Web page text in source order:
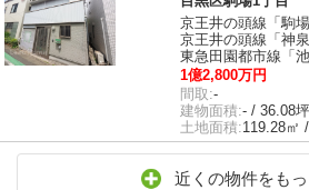
京王井の頭線「駒
京王井の頭線「神
東急田園都市線「
1億2,800万円
間取:-
建物面積:- / 36.08坪
土地面積:119.28㎡
近くの物件をも